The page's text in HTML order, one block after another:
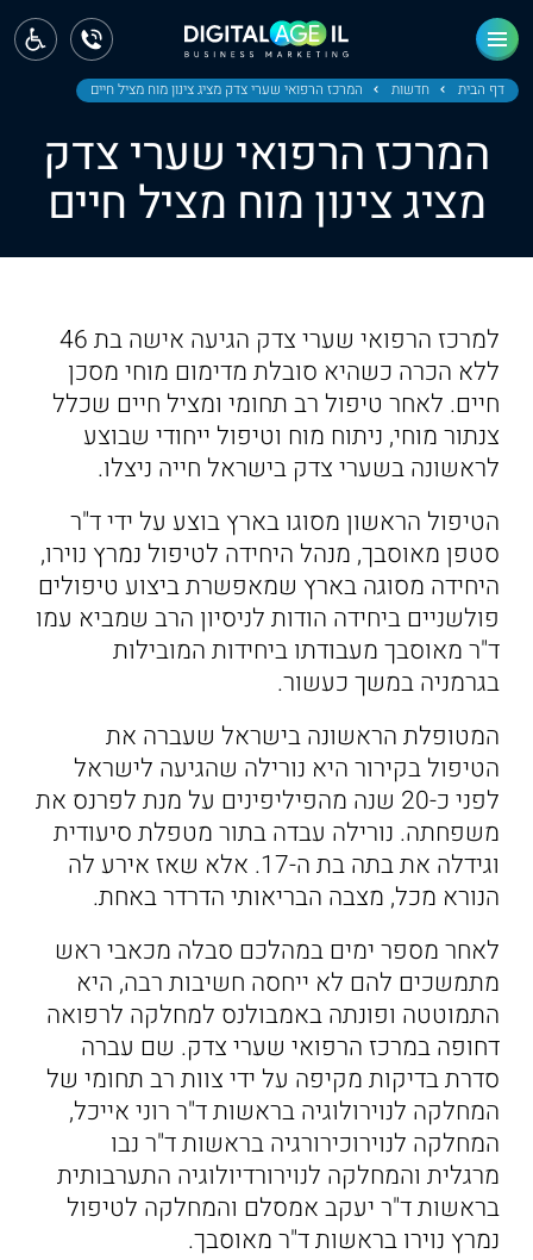
דף הבית חדשות המרכז הרפואי שערי צדק מציג צינון מוח מציל חיים
המרכז הרפואי שערי צדק
מציג צינון מוח מציל חיים
למרכז הרפואי שערי צדק הגיעה אישה בת 46
ללא הכרה כשהיא סובלת מדימום מוחי מסכן
חיים. לאחר טיפול רב תחומי ומציל חיים שכלל
צנתור מוחי, ניתוח מוח וטיפול ייחודי שבוצע
לראשונה בשערי צדק בישראל חייה ניצלו.
הטיפול הראשון מסוגו בארץ בוצע על ידי ד"ר
סטפן מאוסבך, מנהל היחידה לטיפול נמרץ נוירו,
היחידה מסוגה בארץ שמאפשרת ביצוע טיפולים
פולשניים ביחידה הודות לניסיון הרב שמביא עמו
ד"ר מאוסבך מעבודתו ביחידות המובילות
בגרמניה במשך כעשור.
המטופלת הראשונה בישראל שעברה את
הטיפול בקירור היא נורילה שהגיעה לישראל
לפני כ-20 שנה מהפיליפינים על מנת לפרנס את
משפחתה. נורילה עבדה בתור מטפלת סיעודית
וגידלה את בתה בת ה-17. אלא שאז אירע לה
הנורא מכל, מצבה הבריאותי הדרדר באחת.
לאחר מספר ימים במהלכם סבלה מכאבי ראש
מתמשכים להם לא ייחסה חשיבות רבה, היא
התמוטטה ופונתה באמבולנס למחלקה לרפואה
דחופה במרכז הרפואי שערי צדק. שם עברה
סדרת בדיקות מקיפה על ידי צוות רב תחומי של
המחלקה לנוירולוגיה בראשות ד"ר רוני אייכל,
המחלקה לנוירוכירורגיה בראשות ד"ר נבו
מרגלית והמחלקה לנוירורדיולוגיה התערבותית
בראשות ד"ר יעקב אמסלם והמחלקה לטיפול
נמרץ נוירו בראשות ד"ר מאוסבך.
ראשי
חדשות
מחוז צפון
מחוז חיפה
מחוז מרכז
ירושלים
תל אביב